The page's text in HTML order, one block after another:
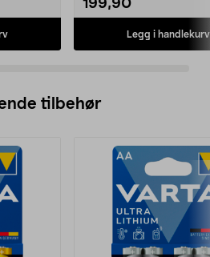
199,90
Legg i handlekurv
tilbehør